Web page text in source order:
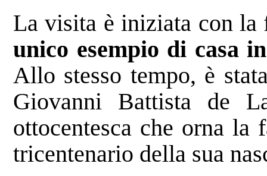
La visita è iniziata con la
unico esempio di casa
Allo stesso tempo, è
Giovanni Battista de
ottocentesca che orna
tricentenario della sua